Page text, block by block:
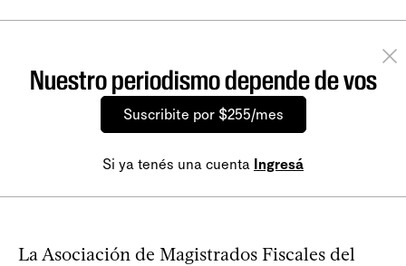
Nuestro periodismo depende de vos
Suscribite por $255/mes
Si ya tenés una cuenta Ingresá
La Asociación de Magistrados Fiscales del